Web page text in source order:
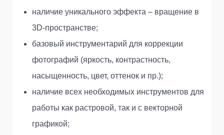
наличие уникального эффекта – вращение в
3D-пространстве;
базовый инструментарий для коррекции
фотографий (яркость, контрастность,
насыщенность, цвет, оттенок и пр.);
наличие всех необходимых инструментов для
работы как растровой, так и с векторной
графикой;